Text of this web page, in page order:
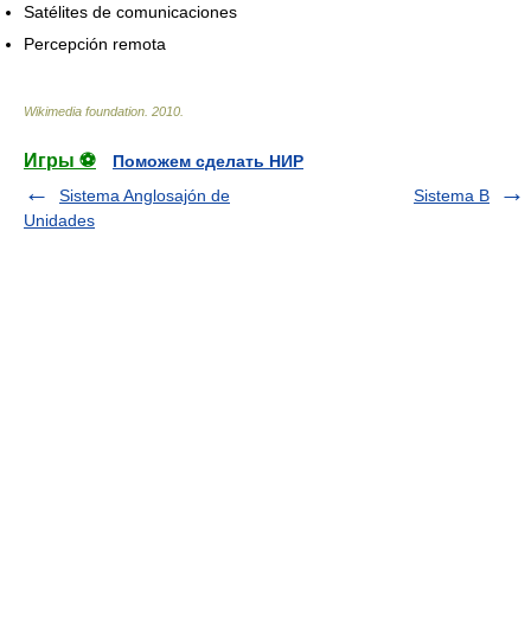
Satélites de comunicaciones
Percepción remota
Wikimedia foundation 2010
Игры ⚽
Поможем сделать НИР
Sistema Anglosajón de
Unidades
Sistema B